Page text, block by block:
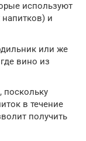
используют
и
или же
вино из
поскольку
в течение
получить